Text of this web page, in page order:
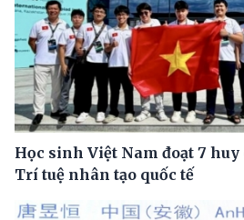
Học sinh Việt Nam đoạt 7
Trí tuệ nhân tạo quốc tế